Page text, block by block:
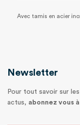
Avec tamis en acier
Newsletter
Pour tout savoir sur
actus, abonnez vous